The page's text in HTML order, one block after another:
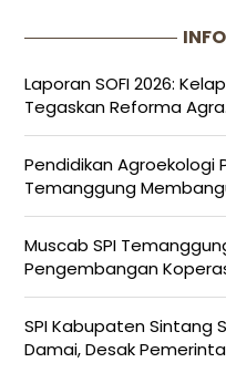
Laporan SOFI 2026:
Tegaskan Reforma
Pendidikan Agroekologi
Temanggung
Muscab SPI
Pengembangan
SPI Kabupaten Sintang
Damai, Desak